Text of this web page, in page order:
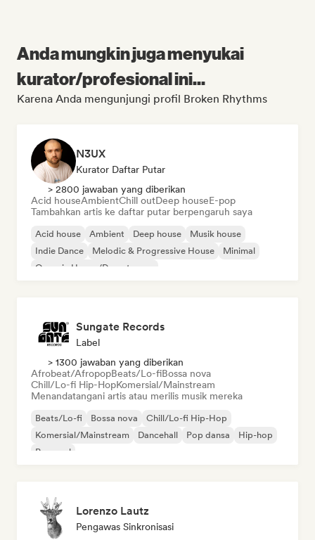
Anda mungkin juga menyukai
kurator/profesional ini...
Karena Anda mengunjungi profil Broken Rhythms
N3UX
Kurator Daftar Putar
> 2800 jawaban yang diberikan
Acid houseAmbientChill outDeep houseE-pop
Tambahkan artis ke daftar putar berpengaruh saya
Acid house Ambient Deep house
Musik house
Indie Dance
Melodic & Progressive House
Minimal
Organic House/Downtempo
Sungate Records
Label
> 1300 jawaban yang diberikan
Afrobeat/AfropopBeats/Lo-fiBossa nova
Chill/Lo-fi Hip-HopKomersial/Mainstream
Menandatangani artis atau merilis musik mereka
Beats/Lo-fi Bossa nova
Chill/Lo-fi Hip-Hop
Komersial/Mainstream
Dancehall Pop dansa
Hip-hop
Pop soul
Lorenzo Lautz
Pengawas Sinkronisasi